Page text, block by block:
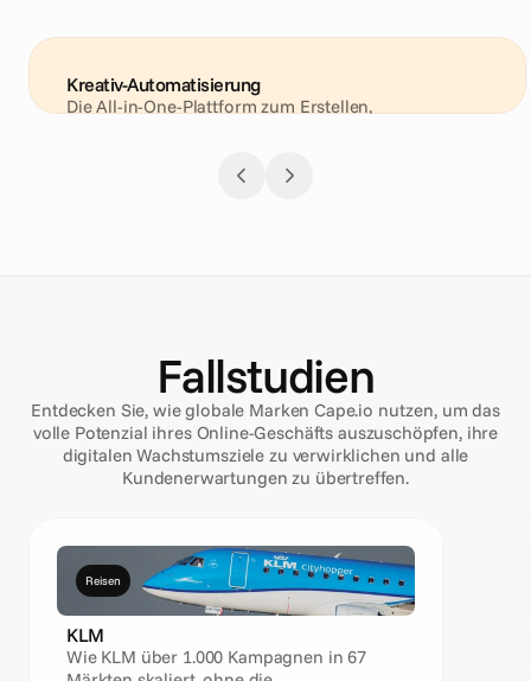
Kreativ-Automatisierung
Die All-in-One-Plattform zum Erstellen,
und Display bis hin zu Video und Digitale
Fallstudien
Entdecken Sie, wie globale Marken Cape.io nutzen, um das
volle Potenzial ihres Online-Geschäfts auszuschöpfen, ihre
digitalen Wachstumsziele zu verwirklichen und alle
Kundenerwartungen zu übertreffen.
Reisen
KLM
Wie KLM über 1.000 Kampagnen in 67